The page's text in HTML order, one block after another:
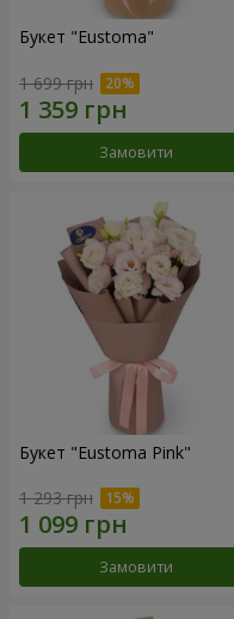
Букет "Eustoma"
1 699 грн
Замовити
Букет "Eustoma Pink"
1 293 грн
Замовити